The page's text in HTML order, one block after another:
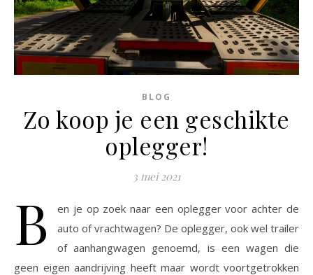
BLOG
Zo koop je een geschikte
oplegger!
3 mei 2021
B
en je op zoek naar een oplegger voor achter de
auto of vrachtwagen? De oplegger, ook wel trailer
of aanhangwagen genoemd, is een wagen die
geen eigen aandrijving heeft maar wordt voortgetrokken